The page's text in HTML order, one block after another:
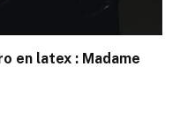
en latex : Madame